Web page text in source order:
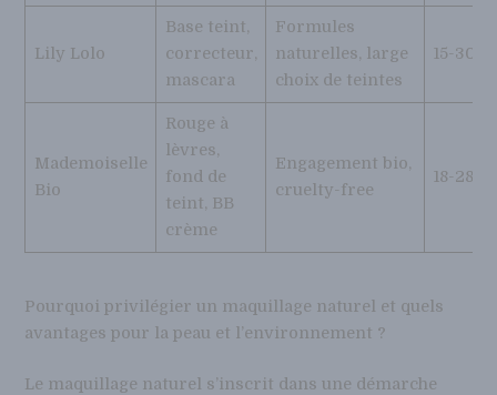
Lily Lolo
Base teint,
correcteur,
mascara
Formules
naturelles, large
choix de teintes
15-30€
Mademoiselle
Bio
Rouge à
lèvres,
fond de
teint, BB
crème
Engagement bio,
cruelty-free
18-28€
Pourquoi privilégier un maquillage naturel et quels
avantages pour la peau et l’environnement ?
Le maquillage naturel s’inscrit dans une démarche